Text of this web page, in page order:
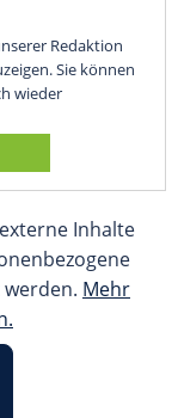
Redaktion
Sie können
wieder
Inhalte
Mehr